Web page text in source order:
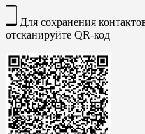
Для сохранения
отсканируйте QR-код